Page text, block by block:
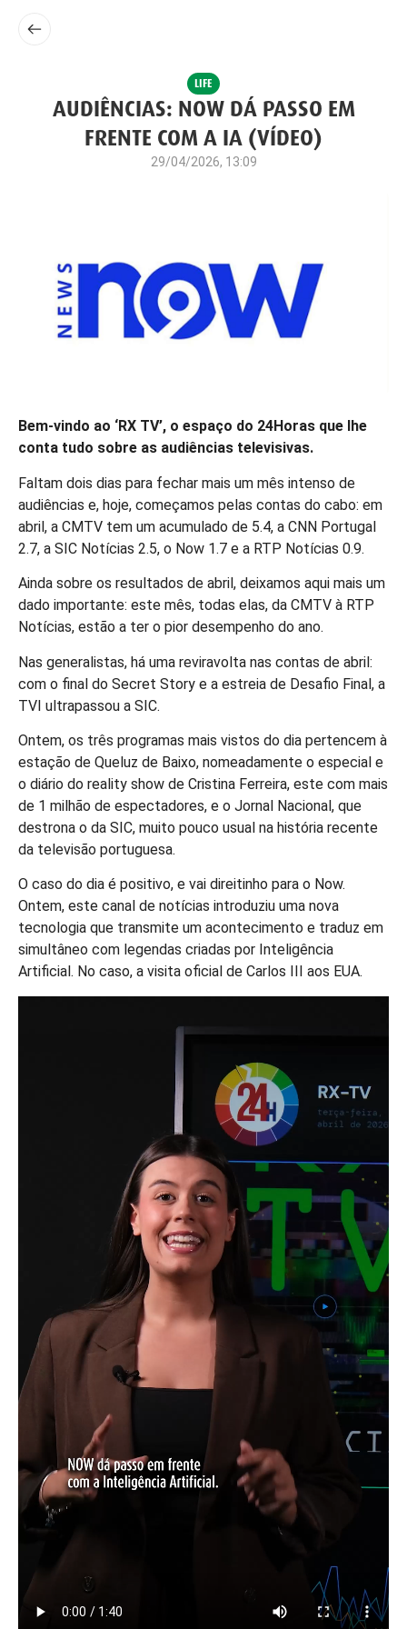
LIFE
AUDIÊNCIAS: NOW DÁ PASSO EM
FRENTE COM A IA (VÍDEO)
29/04/2026, 13:09
Bem-vindo ao ‘RX TV’, o espaço do 24Horas que lhe
conta tudo sobre as audiências televisivas.
Faltam dois dias para fechar mais um mês intenso de
audiências e, hoje, começamos pelas contas do cabo: em
abril, a CMTV tem um acumulado de 5.4, a CNN Portugal
2.7, a SIC Notícias 2.5, o Now 1.7 e a RTP Notícias 0.9.
Ainda sobre os resultados de abril, deixamos aqui mais um
dado importante: este mês, todas elas, da CMTV à RTP
Notícias, estão a ter o pior desempenho do ano.
Nas generalistas, há uma reviravolta nas contas de abril:
com o final do Secret Story e a estreia de Desafio Final, a
TVI ultrapassou a SIC.
Ontem, os três programas mais vistos do dia pertencem à
estação de Queluz de Baixo, nomeadamente o especial e
o diário do reality show de Cristina Ferreira, este com mais
de 1 milhão de espectadores, e o Jornal Nacional, que
destrona o da SIC, muito pouco usual na história recente
da televisão portuguesa.
O caso do dia é positivo, e vai direitinho para o Now.
Ontem, este canal de notícias introduziu uma nova
tecnologia que transmite um acontecimento e traduz em
simultâneo com legendas criadas por Inteligência
Artificial. No caso, a visita oficial de Carlos III aos EUA.